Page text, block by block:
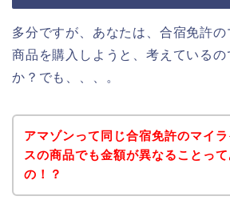
多分ですが、あなたは、合宿免許
商品を購入しようと、考えているの
か？でも、、、。
アマゾンって同じ合宿免許のマイ
スの商品でも金額が異なることって
の！？